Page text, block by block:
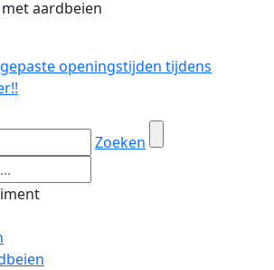
aardbeien
openingstijden tijdens
Zoeken